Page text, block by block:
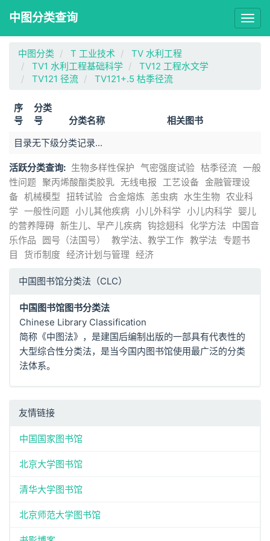
中图分类查询
中图分类 T 工业技术
TV 水利工程
TV1 水利工程基础科学
TV12 工程水文学
TV121 径流
TV121+.5 枯季径流
序
号
分类
号
分类名称
相关图书
目录无下级分类记录...
活跃分类查询: 生物多样性保护 气密强度试验 枯季径流 一般
性问题 聚丙烯酸酯类胶乳 无线电报 工艺设备 金融管理设
备 机械模型 扭转试验 合金熔炼 恙虫病 水生生物 农业科
学 一般性问题 小儿其他疾病 小儿外科学 小儿内科学
婴儿
的营养障碍 新生儿、早产儿疾病 钩捻翅科 化学方法
中国音
乐作品
圆号（法国号） 教学法、教学工作 教学法
专题书
目
货币制度 经济计划与管理 经济
中国图书馆分类法（CLC）
中国图书馆图书分类法
Chinese Library Classification
简称《中图法》，是建国后编制出版的一部具有代表性的
大型综合性分类法，是当今国内图书馆使用最广泛的分类
法体系。
友情链接
中国国家图书馆
北京大学图书馆
清华大学图书馆
北京师范大学图书馆